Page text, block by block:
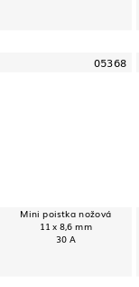
05368
Mini poistka nožová
11 x 8,6 mm
30 A